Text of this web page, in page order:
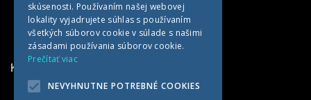
KONTAKTNÉ INFORMÁCIE
MET AGRO
HUNGARIAN
skúsenosti. Používaním našej webovej
lokality vyjadrujete súhlas s používaním
všetkých súborov cookie v súlade s našimi
zásadami používania súborov cookie.
Prečítať viac
NEVYHNUTNE POTREBNÉ COOKIES